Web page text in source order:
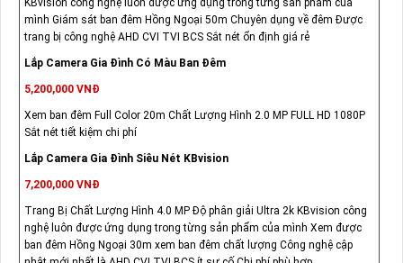
KBvision công nghệ luôn được ứng dụng trong từng sản phẩm của
mình Giám sát ban đêm Hồng Ngoại 50m Chuyên dụng về đêm Được
trang bị công nghệ AHD CVI TVI BCS Sắt nét ổn định giá rẻ
Lắp Camera Gia Đình Có Màu Ban Đêm
5,200,000 VNĐ
Xem ban đêm Full Color 20m Chất Lượng Hình 2.0 MP FULL HD 1080P
Sắt nét tiết kiệm chi phí
Lắp Camera Gia Đình Siêu Nét KBvision
7,200,000 VNĐ
Trang Bị Chất Lượng Hình 4.0 MP Độ phân giải Ultra 2k KBvision công
nghệ luôn được ứng dụng trong từng sản phẩm của mình Xem được
ban đêm Hồng Ngoại 30m xem ban đêm chất lượng Công nghệ cập